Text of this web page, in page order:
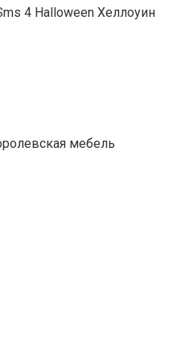
4 Halloween Хеллоуин
мебель